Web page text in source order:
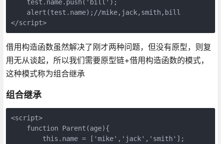
    test.name.push('bill');
    alert(test.name);//mike,jack,smith,bill
</script>
借用构造函数虽然解决了刚才两种问题，但没有原型，则复
用无从谈起，所以我们需要原型链+借用构造函数的模式，
这种模式称为组合继承
组合继承
<script>
    function Parent(age){
        this.name = ['mike','jack','smith'];